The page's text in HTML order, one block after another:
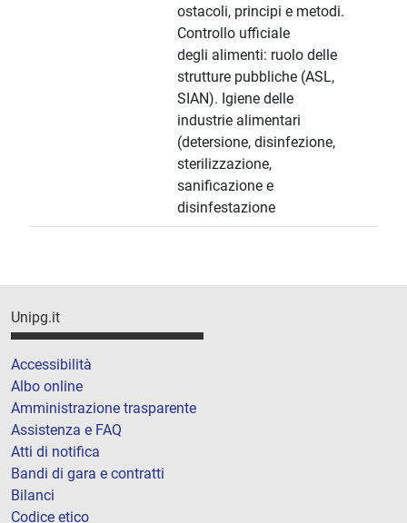
ostacoli, principi e metodi.
Controllo ufficiale
degli alimenti: ruolo delle
strutture pubbliche (ASL,
SIAN). Igiene delle
industrie alimentari
(detersione, disinfezione,
sterilizzazione,
sanificazione e
disinfestazione
Unipg.it
Accessibilità
Albo online
Amministrazione trasparente
Assistenza e FAQ
Atti di notifica
Bandi di gara e contratti
Bilanci
Codice etico